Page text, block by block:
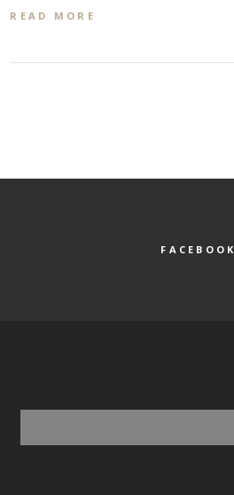
READ MORE
FACEBOOK